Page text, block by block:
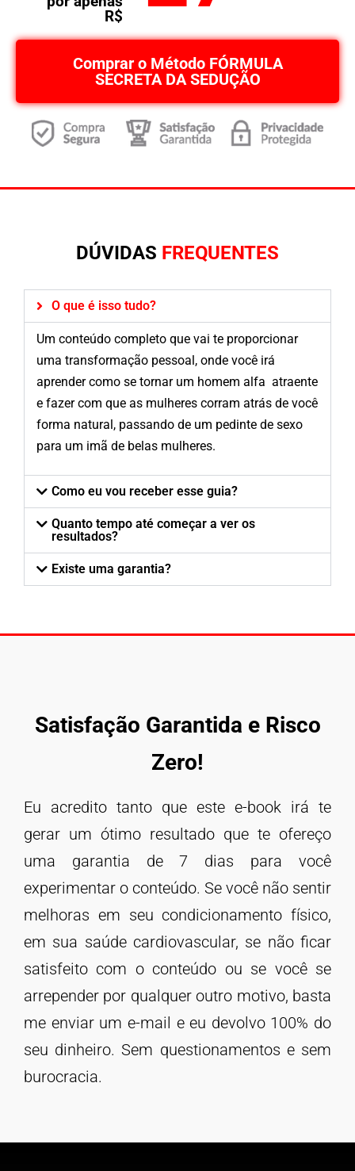
R$
Comprar o Método FÓRMULA
SECRETA DA SEDUÇÃO
DÚVIDAS FREQUENTES
O que é isso tudo?
Um conteúdo completo que vai te proporcionar
uma transformação pessoal, onde você irá
aprender como se tornar um homem alfa atraente
e fazer com que as mulheres corram atrás de você
forma natural, passando de um pedinte de sexo
para um imã de belas mulheres.
Como eu vou receber esse guia?
Quanto tempo até começar a ver os
resultados?
Existe uma garantia?
Satisfação Garantida e Risco
Zero!
Eu acredito tanto que este e-book irá te
gerar um ótimo resultado que te ofereço
uma garantia de 7 dias para você
experimentar o conteúdo. Se você não sentir
melhoras em seu condicionamento físico,
em sua saúde cardiovascular, se não ficar
satisfeito com o conteúdo ou se você se
arrepender por qualquer outro motivo, basta
me enviar um e-mail e eu devolvo 100% do
seu dinheiro. Sem questionamentos e sem
burocracia.